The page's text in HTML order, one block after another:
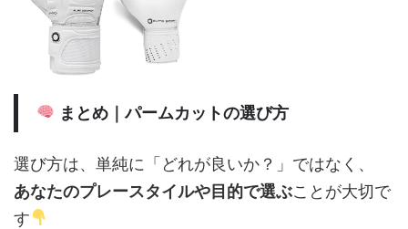
まとめ｜パームカットの選び方
選び方は、単純に「どれが良いか？」ではなく、
あなたのプレースタイルや目的で選ぶことが大切で
す